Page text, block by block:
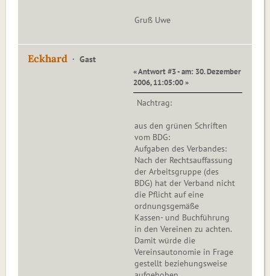
Gruß Uwe
Eckhard Gast
« Antwort #3 - am: 30. Dezember
2006, 11:05:00 »
Nachtrag:
aus den grünen Schriften
vom BDG:
Aufgaben des Verbandes:
Nach der Rechtsauffassung
der Arbeitsgruppe (des
BDG) hat der Verband nicht
die Pflicht auf eine
ordnungsgemäße
Kassen- und Buchführung
in den Vereinen zu achten.
Damit würde die
Vereinsautonomie in Frage
gestellt beziehungsweise